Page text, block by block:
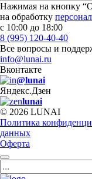
Нажимая на кнопку
на обработку
с 10:00 до 18:00
8 (995) 120-40-40
Все вопросы и
info@lunai.ru
Вконтакте
@lunai
Яндекс.Дзен
lunai
© 2026 LUNAI
Политика
данных
Оферта